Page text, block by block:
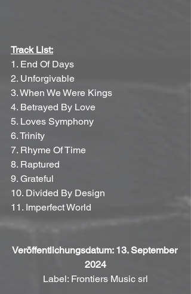
Track List:
1. End Of Days
2. Unforgivable
3. When We Were Kings
4. Betrayed By Love
5. Loves Symphony
6. Trinity
7. Rhyme Of Time
8. Raptured
9. Grateful
10. Divided By Design
11. Imperfect World
Veröffentlichungsdatum: 13. September
2024
Label: Frontiers Music srl